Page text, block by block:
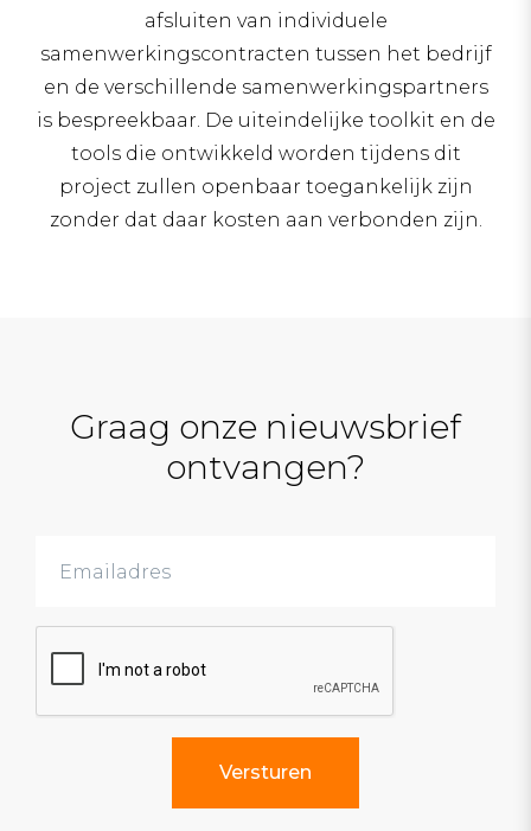
afsluiten van individuele
samenwerkingscontracten tussen het bedrijf
en de verschillende samenwerkingspartners
is bespreekbaar. De uiteindelijke toolkit en de
tools die ontwikkeld worden tijdens dit
project zullen openbaar toegankelijk zijn
zonder dat daar kosten aan verbonden zijn.
Graag onze nieuwsbrief
ontvangen?